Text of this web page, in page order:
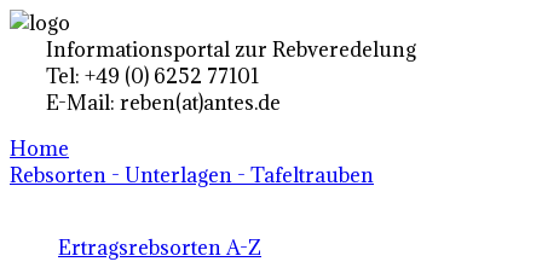
Informationsportal zur Rebveredelung
Tel: +49 (0) 6252 77101
E-Mail: reben(at)antes.de
Home
Rebsorten - Unterlagen - Tafeltrauben
Ertragsrebsorten A-Z